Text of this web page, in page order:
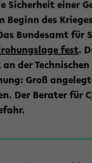
Sicherheit einer
Beginn des
Bundesamt für
fest.
der
Groß
Der Berater für